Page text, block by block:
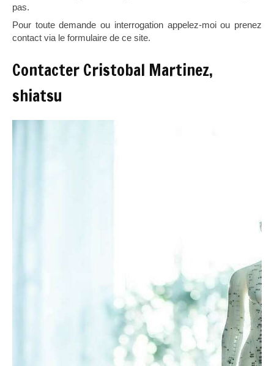
pas.
Pour toute demande ou interrogation appelez-moi ou prenez
contact via le formulaire de ce site.
Contacter Cristobal Martinez,
shiatsu